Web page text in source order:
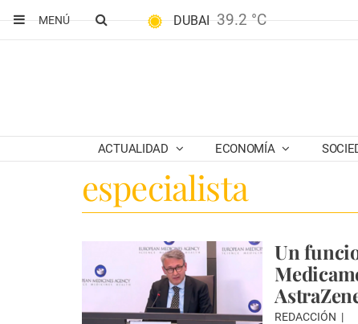
MENÚ
DUBAI 39.2 °C
ACTUALIDAD ECONOMÍA
especialista
Un
REDACCIÓN